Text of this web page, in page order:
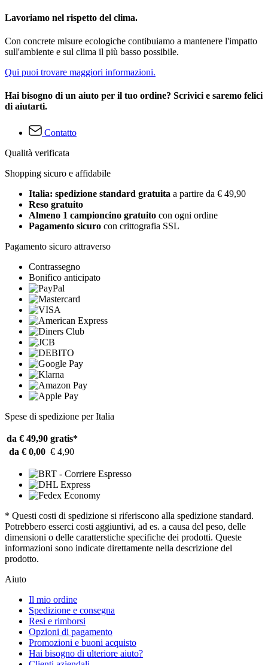
Lavoriamo nel rispetto del clima.
Con concrete misure ecologiche contibuiamo a mantenere l'impatto
sull'ambiente e sul clima il più basso possibile.
Qui puoi trovare maggiori informazioni.
Hai bisogno di un aiuto per il tuo ordine? Scrivici e saremo felici
di aiutarti.
Contatto
Qualità verificata
Shopping sicuro e affidabile
Italia: spedizione standard gratuita a partire da € 49,90
Reso gratuito
Almeno 1 campioncino gratuito con ogni ordine
Pagamento sicuro con crittografia SSL
Pagamento sicuro attraverso
Contrassegno
Bonifico anticipato
Spese di spedizione per Italia
da € 49,90 gratis*
da € 0,00 € 4,90
* Questi costi di spedizione si riferiscono alla spedizione standard.
Potrebbero esserci costi aggiuntivi, ad es. a causa del peso, delle
dimensioni o delle caratterstiche specifiche dei prodotti. Queste
informazioni sono indicate direttamente nella descrizione del
prodotto.
Aiuto
Il mio ordine
Spedizione e consegna
Resi e rimborsi
Opzioni di pagamento
Promozioni e buoni acquisto
Hai bisogno di ulteriore aiuto?